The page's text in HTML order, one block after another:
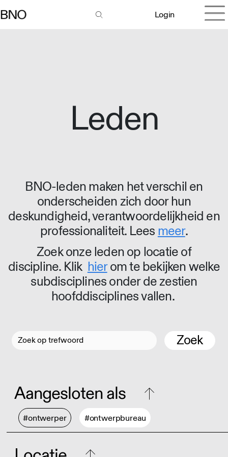
Login
Leden
BNO-leden maken het verschil en
onderscheiden zich door hun
deskundigheid, verantwoordelijkheid en
professionaliteit. Lees meer.
Zoek onze leden op locatie of
discipline. Klik hierom te bekijken welke
subdisciplines onder de zestien
hoofddisciplines vallen.
Zoek
Aangesloten als
#ontwerper #ontwerpbureau